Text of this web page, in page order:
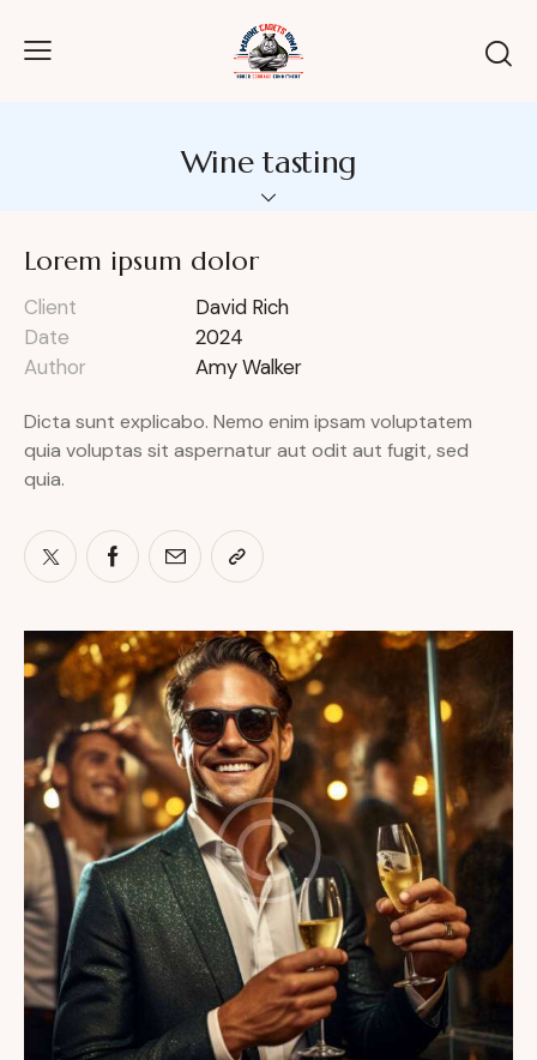
Wine tasting
Lorem ipsum dolor
Client
David Rich
Date
2024
Author
Amy Walker
Dicta sunt explicabo. Nemo enim ipsam voluptatem
quia voluptas sit aspernatur aut odit aut fugit, sed
quia.